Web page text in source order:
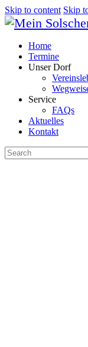
Skip to content Skip
Home
Termine
Unser Dorf
Service
FAQs
Aktuelles
Kontakt